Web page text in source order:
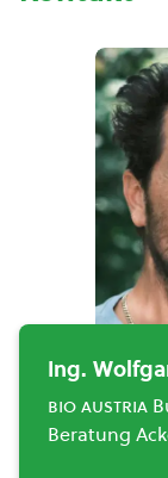
Ing.
bio austria
Beratung